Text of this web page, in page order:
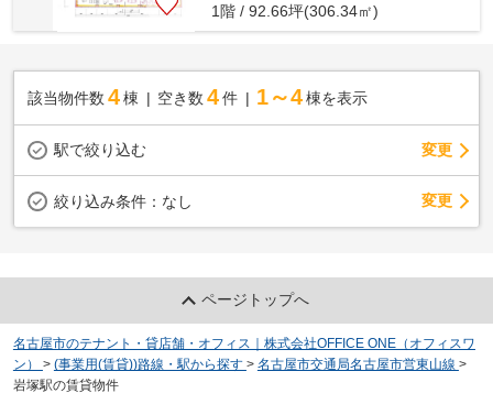
1階 / 92.66坪(306.34㎡)
該当物件数 4棟 空き数 4 件 1～4 棟を表示
駅で絞り込む 変更
絞り込み条件： なし 変更
ページトップへ
名古屋市のテナント・貸店舗・オフィス｜株式会社OFFICE ONE（オフィスワ
ン）
> (事業用(賃貸))路線・駅から探す > 名古屋市交通局名古屋市営東山線 >
岩塚駅の賃貸物件